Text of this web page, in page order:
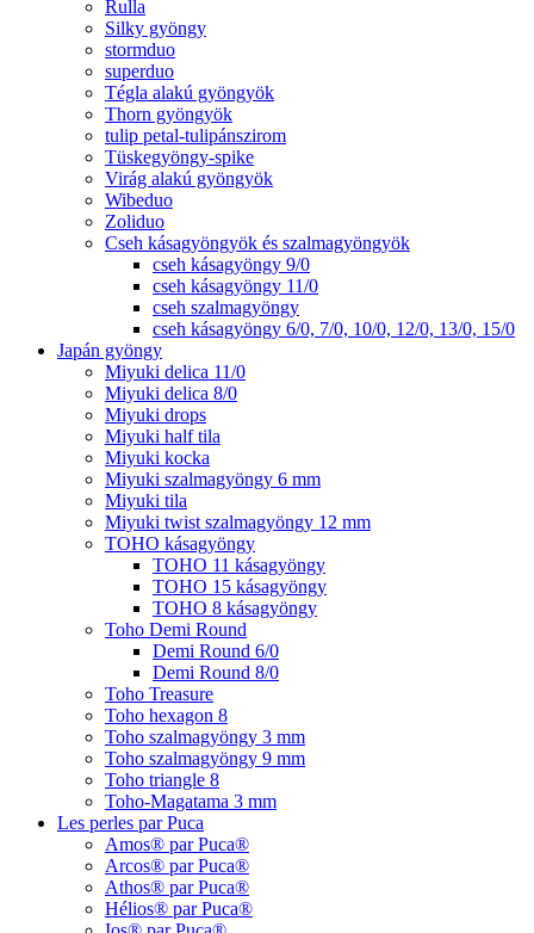
Rulla
Silky gyöngy
stormduo
superduo
Tégla alakú gyöngyök
Thorn gyöngyök
tulip petal-tulipánszirom
Tüskegyöngy-spike
Virág alakú gyöngyök
Wibeduo
Zoliduo
Cseh kásagyöngyök és szalmagyöngyök
cseh kásagyöngy 9/0
cseh kásagyöngy 11/0
cseh szalmagyöngy
cseh kásagyöngy 6/0, 7/0, 10/0, 12/0, 13/0, 15/0
Japán gyöngy
Miyuki delica 11/0
Miyuki delica 8/0
Miyuki drops
Miyuki half tila
Miyuki kocka
Miyuki szalmagyöngy 6 mm
Miyuki tila
Miyuki twist szalmagyöngy 12 mm
TOHO kásagyöngy
TOHO 11 kásagyöngy
TOHO 15 kásagyöngy
TOHO 8 kásagyöngy
Toho Demi Round
Demi Round 6/0
Demi Round 8/0
Toho Treasure
Toho hexagon 8
Toho szalmagyöngy 3 mm
Toho szalmagyöngy 9 mm
Toho triangle 8
Toho-Magatama 3 mm
Les perles par Puca
Amos® par Puca®
Arcos® par Puca®
Athos® par Puca®
Hélios® par Puca®